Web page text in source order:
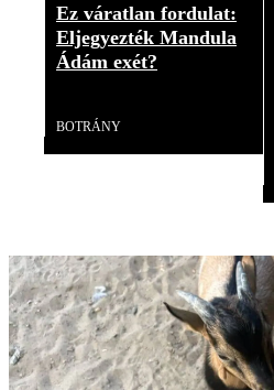
Ez váratlan fordulat:
Eljegyezték Mandula
Ádám exét?
BOTRÁNY